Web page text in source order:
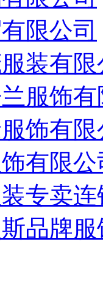
限公司
装有限
服饰
饰有限
有限公
专卖
品牌